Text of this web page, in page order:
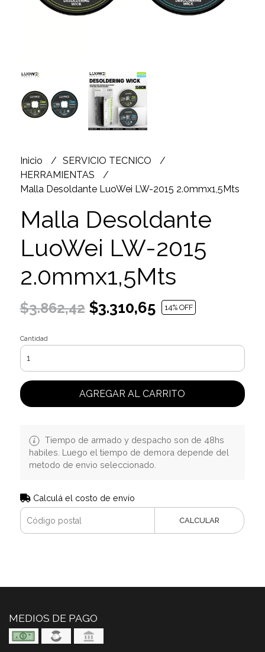
Inicio
SERVICIO TECNICO
HERRAMIENTAS
Malla Desoldante LuoWei LW-2015 2.0mmx1,5Mts
Malla Desoldante
LuoWei LW-2015
2.0mmx1,5Mts
$3.862,42$3.310,65 14% OFF
Cantidad
AGREGAR AL CARRITO
Tiempo de armado y despacho son de 48hs
habiles. Luego el tiempo de demora depende del
metodo de envio seleccionado.
Calculá el costo de envío
CALCULAR
MEDIOS DE PAGO